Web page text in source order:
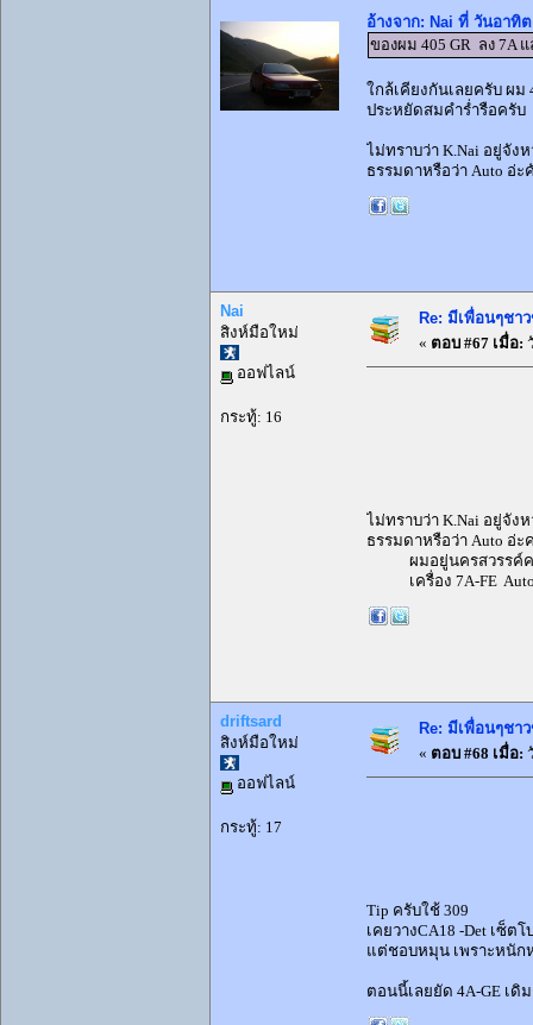
อ้างจาก: Nai ที่ วันอาทิ
ของผม 405 GR ลง 7A
ใกล้เคียงกันเลยครับ ผม
ประหยัดสมคำร่ำรือครับ
ไม่ทราบว่า K.Nai อยู่จัง
ธรรมดาหรือว่า Auto อ่ะ
Nai
สิงห์มือใหม่
ออฟไลน์
กระทู้: 16
Re: มีเพื่อนๆชา
« ตอบ #67 เมื่อ:
ไม่ทราบว่า K.Nai อยู่จัง
ธรรมดาหรือว่า Auto อ่ะ
ผมอยู่นครสวรรค์ค
เครื่อง 7A-FE
driftsard
สิงห์มือใหม่
ออฟไลน์
กระทู้: 17
Re: มีเพื่อนๆชา
« ตอบ #68 เมื่อ:
Tip ครับใช้ 309
เคยวางCA18 -Det เซ็ตโ
แต่ชอบหมุน เพราะหนัก
ตอนนี้เลยยัด 4A-GE เดิ